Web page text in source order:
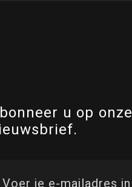
u op onze